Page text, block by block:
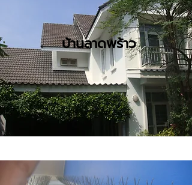
บ้านลาดพร้าว